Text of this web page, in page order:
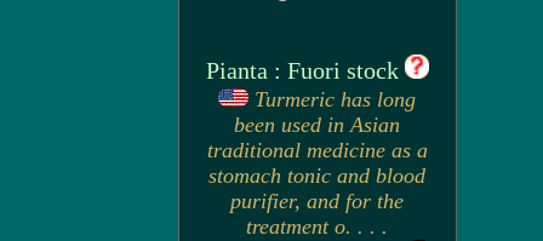
Pianta : Fuori stock
Turmeric has long
been used in Asian
traditional medicine as a
stomach tonic and blood
purifier, and for the
treatment o. . . .